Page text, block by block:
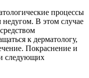
процессы
В этом случае
к дерматологу,
Покраснение и
следующих